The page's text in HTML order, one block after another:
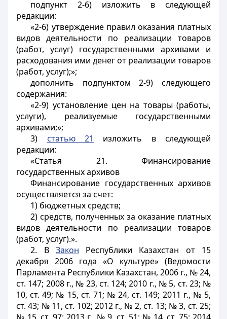
подпункт 2-6) изложить в следующей
редакции:
«2-6) утверждение правил оказания платных
видов деятельности по реализации товаров
(работ, услуг) государственными архивами и
расходования ими денег от реализации товаров
(работ, услуг);»;
дополнить подпунктом 2-9) следующего
содержания:
«2-9) установление цен на товары (работы,
услуги), реализуемые государственными
архивами;»;
3) статью 21
изложить в следующей
редакции:
«Статья 21. Финансирование
государственных архивов
Финансирование государственных архивов
осуществляется за счет:
1) бюджетных средств;
2) средств, полученных за оказание платных
видов деятельности по реализации товаров
(работ, услуг).».
2. В Закон Республики Казахстан от 15
декабря 2006 года «О культуре» (Ведомости
Парламента Республики Казахстан, 2006 г., № 24,
ст. 147; 2008 г., № 23, ст. 124; 2010 г., № 5, ст. 23; №
10, ст. 49; № 15, ст. 71; № 24, ст. 149; 2011 г., № 5,
ст. 43; № 11, ст. 102; 2012 г., № 2, ст. 13; № 3, ст. 25;